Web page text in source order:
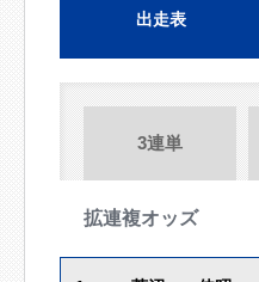
出走表
3連単
拡連複オッズ